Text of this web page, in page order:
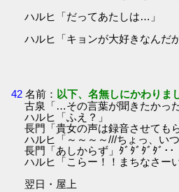
ハルヒ「だってあたしは…」
ハルヒ「キョンが大好きなんだ
42 名前： 以下、名無しにかわりま
古泉「…その言葉が聞きたかっ
ハルヒ「ふえ？」
長門「貴女の声は録音させても
ハルヒ「～～～～///ちょっ、いつ
長門「あしからず」ﾀﾞﾀﾞﾀﾞﾀﾞ･･
ハルヒ「こらー！！まちなさーい
翌日・屋上